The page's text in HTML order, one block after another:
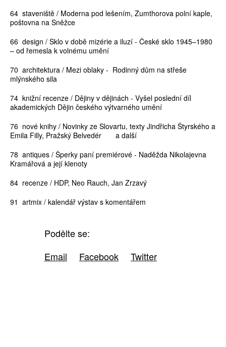
64 staveniště / Moderna pod lešením, Zumthorova polní kaple,
poštovna na Sněžce
66 design / Sklo v době mizérie a iluzí - České sklo 1945–1980
– od řemesla k volnému umění
70 architektura / Mezi oblaky - Rodinný dům na střeše
mlýnského sila
74 knižní recenze / Dějiny v dějinách - Vyšel poslední díl
akademických Dějin českého výtvarného umění
76 nové knihy / Novinky ze Slovartu, texty Jindřicha Štyrského a
Emila Filly, Pražský Belvedér a další
78 antiques / Šperky paní premiérové - Naděžda Nikolajevna
Kramářová a její klenoty
84 recenze / HDP, Neo Rauch, Jan Zrzavý
91 artmix / kalendář výstav s komentářem
Podělte se:
Email
Facebook Twitter